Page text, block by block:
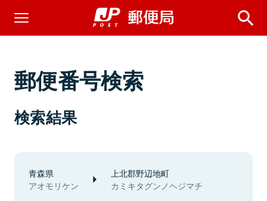
郵便番号検索
検索結果
青森県
アオモリケン
上北郡野辺地町
カミキタグンノヘジマチ